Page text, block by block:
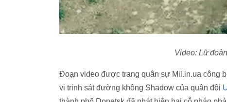
Video: Lữ
Đoạn video được trang quân sự Mil.in.ua công
vị trinh sát đường không Shadow của quân đội